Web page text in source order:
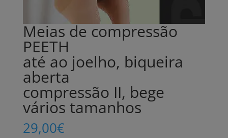
Meias de compressão
PEETH
até ao joelho, biqueira
aberta
compressão II, bege
vários tamanhos
29,00€